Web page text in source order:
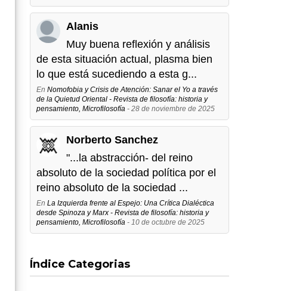
Alanis
Muy buena reflexión y análisis
de esta situación actual, plasma bien
lo que está sucediendo a esta g...
En Nomofobia y Crisis de Atención: Sanar el Yo a través
de la Quietud Oriental - Revista de filosofía: historia y
pensamiento, Microfilosofía - 28 de noviembre de 2025
Norberto Sanchez
"...la abstracción- del reino
absoluto de la sociedad política por el
reino absoluto de la sociedad ...
En La Izquierda frente al Espejo: Una Crítica Dialéctica
desde Spinoza y Marx - Revista de filosofía: historia y
pensamiento, Microfilosofía - 10 de octubre de 2025
Índice Categorias